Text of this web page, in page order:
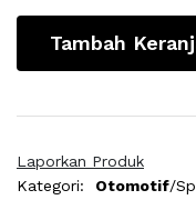
Tambah
Laporkan Produk
Kategori:
Otomotif/